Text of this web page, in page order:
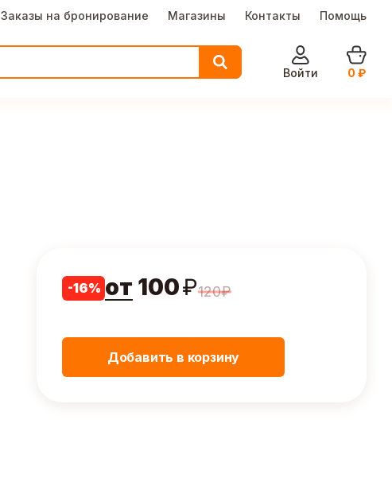
Заказы на бронирование Магазины Контакты Помощь
Войти
0 ₽
-16% от 100₽120₽
Добавить в корзину